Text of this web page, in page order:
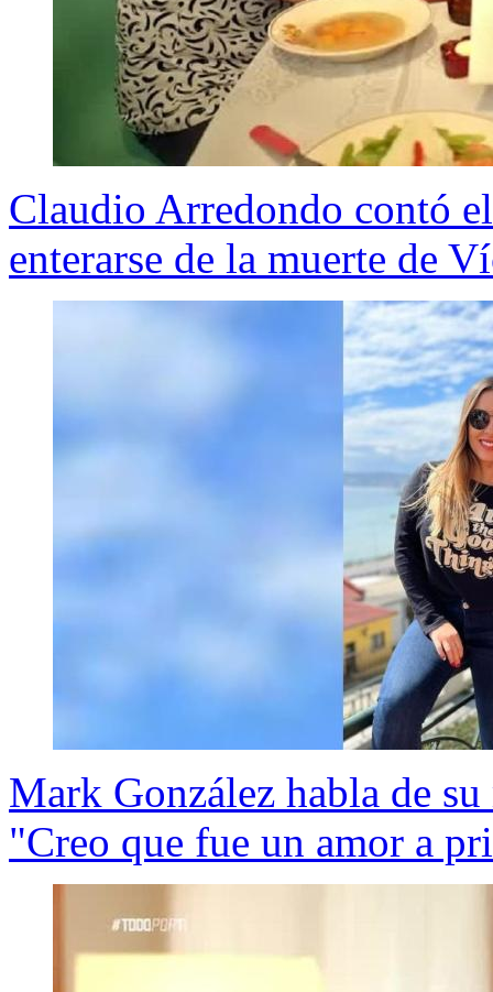
Claudio Arredondo contó
enterarse de la muerte de
Mark González habla de
"Creo que fue un amor a